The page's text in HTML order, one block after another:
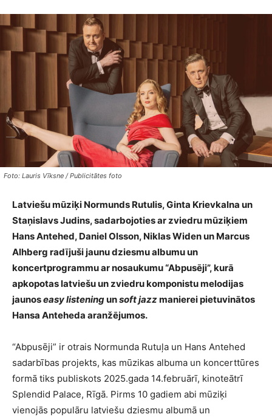
Foto: Lauris Vīksne / Publicitātes foto
Latviešu mūziķi Normunds Rutulis, Ginta Krievkalna un
Staņislavs Judins, sadarbojoties ar zviedru mūziķiem
Hans Antehed, Daniel Olsson, Niklas Widen un Marcus
Alhberg radījuši jaunu dziesmu albumu un
koncertprogrammu ar nosaukumu “Abpusēji”, kurā
apkopotas latviešu un zviedru komponistu melodijas
jaunoseasy listeningunsoft jazzmanierei pietuvinātos
Hansa Anteheda aranžējumos.
“Abpusēji” ir otrais Normunda Rutuļa un Hans Antehed
sadarbības projekts, kas mūzikas albuma un koncerttūres
formā tiks publiskots 2025.gada 14.februārī, kinoteātrī
Splendid Palace, Rīgā. Pirms 10 gadiem abi mūziķi
vienojās populāru latviešu dziesmu albumā un